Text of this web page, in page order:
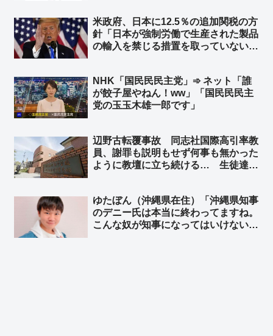
党・れいわ・社民・立憲は反対するん
ですね、わかります」
米政府、日本に12.5％の追加関税の方
針「日本が強制労働で生産された製品
の輸入を禁じる措置を取っていない」
入を止めればいいのかな？」
NHK「国民民民主党」➾ ネット「誰
が餃子屋やねん！ww」「国民民民主
党の玉玉木雄一郎です」
辺野古転覆事故 同志社国際高引率教
員、謝罪も説明もせず何事も無かった
ように教壇に立ち続ける… 生徒達
和』だの… 左翼はこんなんばっか」
ゆたぼん（沖縄県在住）「沖縄県知事
のデニー氏は本当に終わってますね。
こんな奴が知事になってはいけない」